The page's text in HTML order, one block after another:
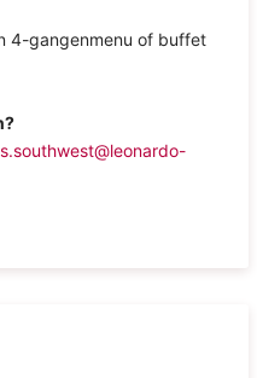
4-gangenmenu of buffet